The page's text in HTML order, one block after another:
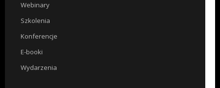
Webinary
Szkolenia
Konferencje
E-booki
Wydarzenia